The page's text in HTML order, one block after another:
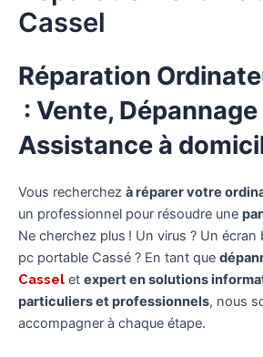
Cassel
Réparation
: Vente,
Assistance à
Vous recherchez à réparer votre
un professionnel pour résoudre une
Ne cherchez plus ! Un virus ? Un écran
pc portable Cassé ? En tant que
Cassel et expert en solutions
particuliers et professionnels, nous
accompagner à chaque étape.